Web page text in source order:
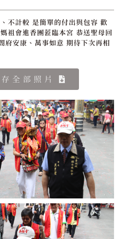
不計較 是簡單的付出與包容 歡
祖會進香團蒞臨本宮 恭送聖母回
府安康、萬事如意 期待下次再相
全部照片